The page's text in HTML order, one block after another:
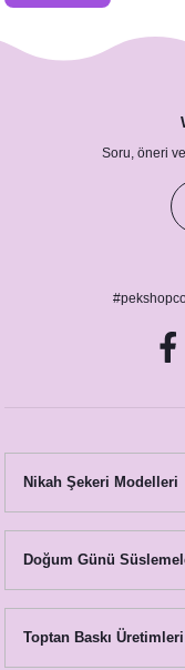
Soru, öneri
Nikah Şekeri Modelleri
Doğum Günü
Toptan Baskı Üretimleri